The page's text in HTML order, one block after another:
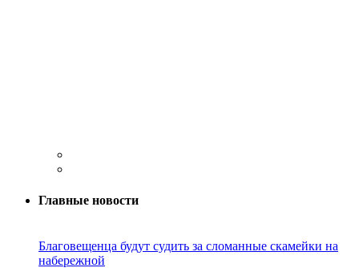
Главные новости
Благовещенца будут судить за сломанные скамейки на
набережной